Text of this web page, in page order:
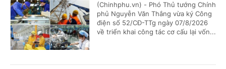
(Chinhphu.vn) - Phó Thủ tướng Chính
phủ Nguyễn Văn Thắng vừa ký Công
điện số 52/CĐ-TTg ngày 07/8/2026
về triển khai công tác cơ cấu lại vốn...